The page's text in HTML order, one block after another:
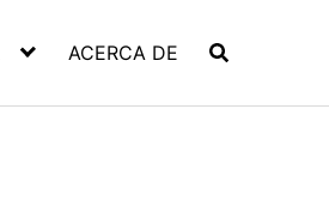
ACERCA DE